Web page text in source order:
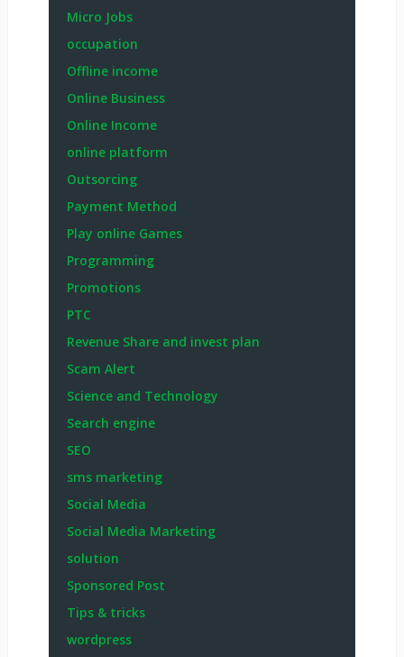
Micro Jobs
occupation
Offline income
Online Business
Online Income
online platform
Outsorcing
Payment Method
Play online Games
Programming
Promotions
PTC
Revenue Share and invest plan
Scam Alert
Science and Technology
Search engine
SEO
sms marketing
Social Media
Social Media Marketing
solution
Sponsored Post
Tips & tricks
wordpress